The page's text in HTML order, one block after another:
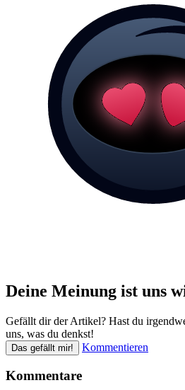
Deine Meinung ist uns
Gefällt dir der Artikel? Hast du
uns, was du denkst!
Das gefällt mir! Kommentieren
Kommentare